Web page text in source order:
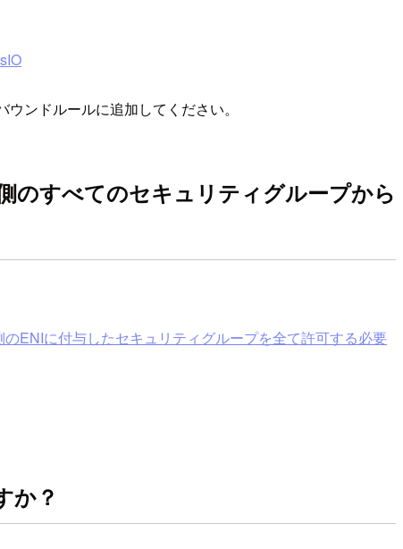
ンドルールに追加してください。
のすべてのセキュリティグループから
ENIに付与したセキュリティグループを全て許可する必要
か？